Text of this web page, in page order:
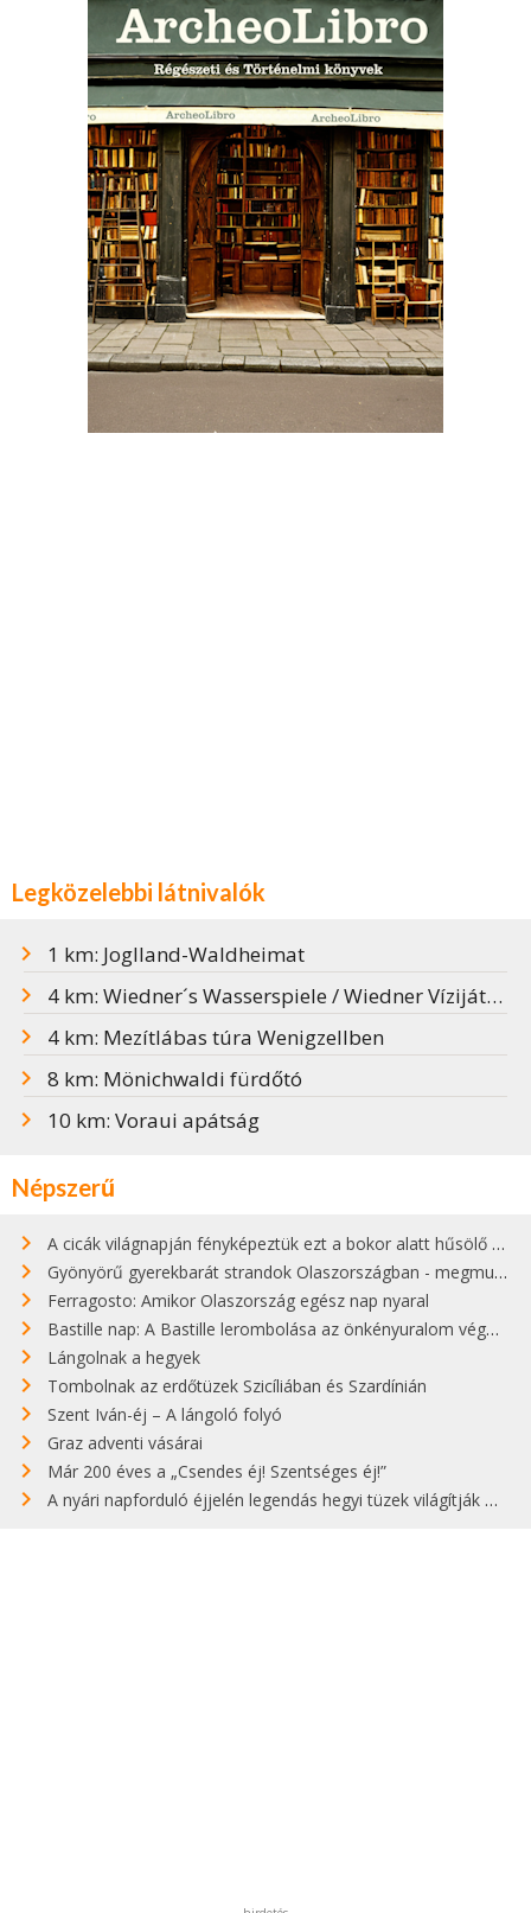
Legközelebbi látnivalók
1 km: Joglland-Waldheimat
4 km: Wiedner´s Wasserspiele / Wiedner Vízijátékok
4 km: Mezítlábas túra Wenigzellben
8 km: Mönichwaldi fürdőtó
10 km: Voraui apátság
Népszerű
A cicák világnapján fényképeztük ezt a bokor alatt hűsölő cicát Kisorosziban
Gyönyörű gyerekbarát strandok Olaszországban - megmutatjuk a 15 legjobbat
Ferragosto: Amikor Olaszország egész nap nyaral
Bastille nap: A Bastille lerombolása az önkényuralom végét jelentette
Lángolnak a hegyek
Tombolnak az erdőtüzek Szicíliában és Szardínián
Szent Iván-éj – A lángoló folyó
Graz adventi vásárai
Már 200 éves a „Csendes éj! Szentséges éj!”
A nyári napforduló éjjelén legendás hegyi tüzek világítják meg Zugspitzét